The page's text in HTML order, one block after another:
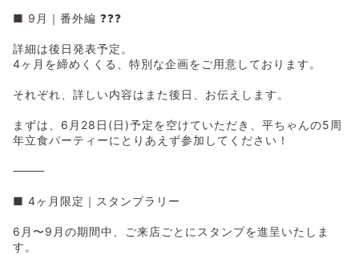
■ 9月｜番外編 ❓❓❓
詳細は後日発表予定。
4ヶ月を締めくくる、特別な企画をご用意しております。
それぞれ、詳しい内容はまた後日、お伝えします。
まずは、6月28日(日)予定を空けていただき、平ちゃんの5周
年立食パーティーにとりあえず参加してください！
⸻
■ 4ヶ月限定｜スタンプラリー
6月〜9月の期間中、ご来店ごとにスタンプを進呈いたしま
す。